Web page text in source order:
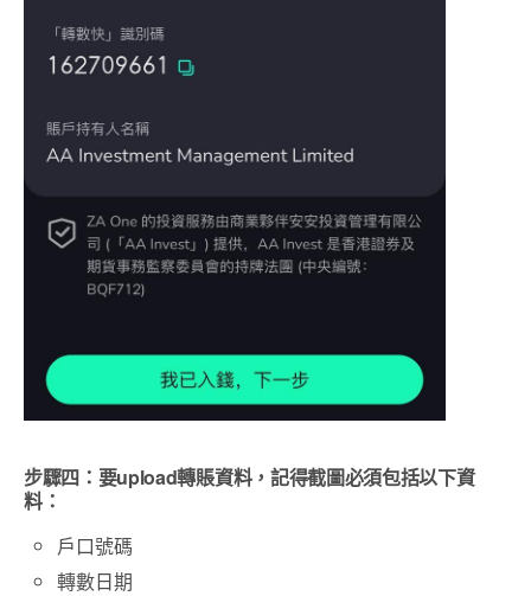
步驟四：要upload轉賬資料，記得截圖必須包括以下資
料：
戶口號碼
轉數日期